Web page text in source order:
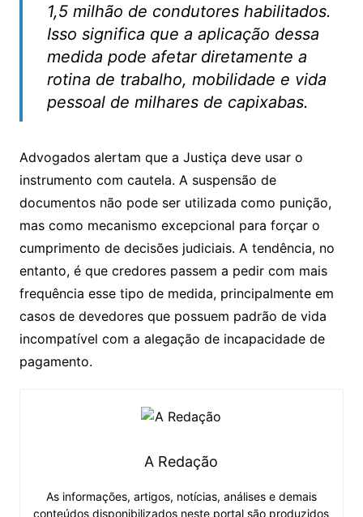
1,5 milhão de condutores habilitados.
Isso significa que a aplicação dessa
medida pode afetar diretamente a
rotina de trabalho, mobilidade e vida
pessoal de milhares de capixabas.
Advogados alertam que a Justiça deve usar o
instrumento com cautela. A suspensão de
documentos não pode ser utilizada como punição,
mas como mecanismo excepcional para forçar o
cumprimento de decisões judiciais. A tendência, no
entanto, é que credores passem a pedir com mais
frequência esse tipo de medida, principalmente em
casos de devedores que possuem padrão de vida
incompatível com a alegação de incapacidade de
pagamento.
A Redação
As informações, artigos, notícias, análises e demais
conteúdos disponibilizados neste portal são produzidos